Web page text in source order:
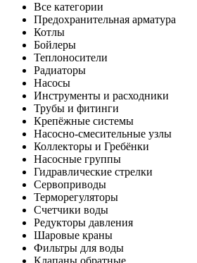
Все категории
Предохранительная арматура
Котлы
Бойлеры
Теплоносители
Радиаторы
Насосы
Инструменты и расходники
Трубы и фитинги
Крепёжные системы
Насосно-смесительные узлы
Коллекторы и Гребёнки
Насосные группы
Гидравлические стрелки
Сервоприводы
Терморегуляторы
Счетчики воды
Редукторы давления
Шаровые краны
Фильтры для воды
Клапаны обратные